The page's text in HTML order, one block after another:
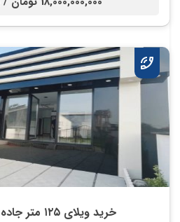
خرید ویلای ۱۲۵ متر جاده جنگلی ایزدشهر